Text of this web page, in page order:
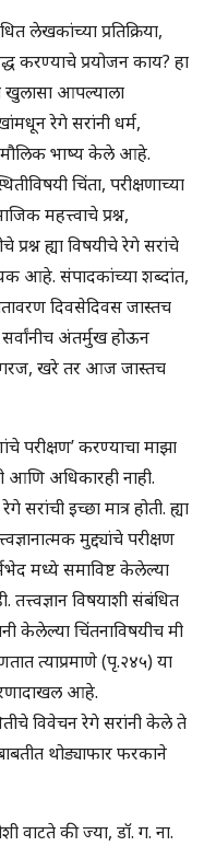
लेखकांच्या प्रतिक्रिया,
करण्याचे प्रयोजन काय? हा
खुलासा आपल्याला
रेगे सरांनी धर्म,
मौलिक भाष्य केले आहे.
चिंता, परीक्षणाच्या
महत्त्वाचे प्रश्न,
प्रश्न ह्या विषयीचे रेगे सरांचे
आहे. संपादकांच्या शब्दांत,
दिवसेदिवस जास्तच
अंतर्मुख होऊन
गरज, खरे तर आज जास्तच
परीक्षण’ करण्याचा माझा
आणि अधिकारही नाही.
सरांची इच्छा मात्र होती. ह्या
मुद्द्यांचे परीक्षण
मध्ये समाविष्ट केलेल्या
तत्त्वज्ञान विषयाशी संबंधित
केलेल्या चिंतनाविषयीच मी
त्याप्रमाणे (पृ.२४५) या
आहे.
विवेचन रेगे सरांनी केले ते
थोड्याफार फरकाने
वाटते की ज्या, डॉ. ग. ना.